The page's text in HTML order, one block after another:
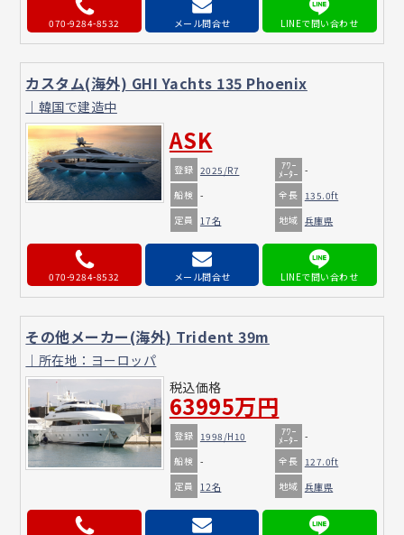
070-9284-8532 メール問合せ
カスタム(海外) GHI Yachts 135 Phoenix
｜韓国で建造中
ASK
登録 2025/R7 ｱﾜｰ
ﾒｰﾀｰ -
船検 - 全長 135.0ft
定員 17名 地域 兵庫県
070-9284-8532 メール問合せ
その他メーカー(海外) Trident 39m
｜所在地：ヨーロッパ
税込価格
63995万円
登録 1998/H10 ｱﾜｰ
ﾒｰﾀｰ -
船検 - 全長 127.0ft
定員 12名 地域 兵庫県